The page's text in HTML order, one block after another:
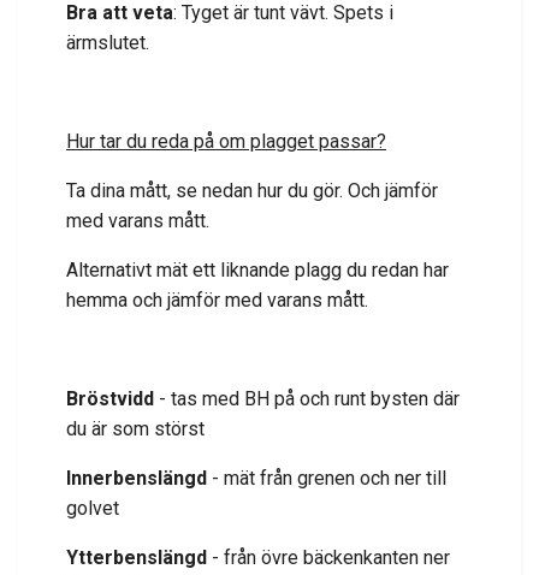
Bra att veta: Tyget är tunt vävt. Spets i
ärmslutet.
Hur tar du reda på om plagget passar?
Ta dina mått, se nedan hur du gör. Och jämför
med varans mått.
Alternativt mät ett liknande plagg du redan har
hemma och jämför med varans mått.
Bröstvidd - tas med BH på och runt bysten där
du är som störst
Innerbenslängd - mät från grenen och ner till
golvet
Ytterbenslängd - från övre bäckenkanten ner